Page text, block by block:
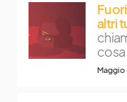
altri
cosa
Maggio